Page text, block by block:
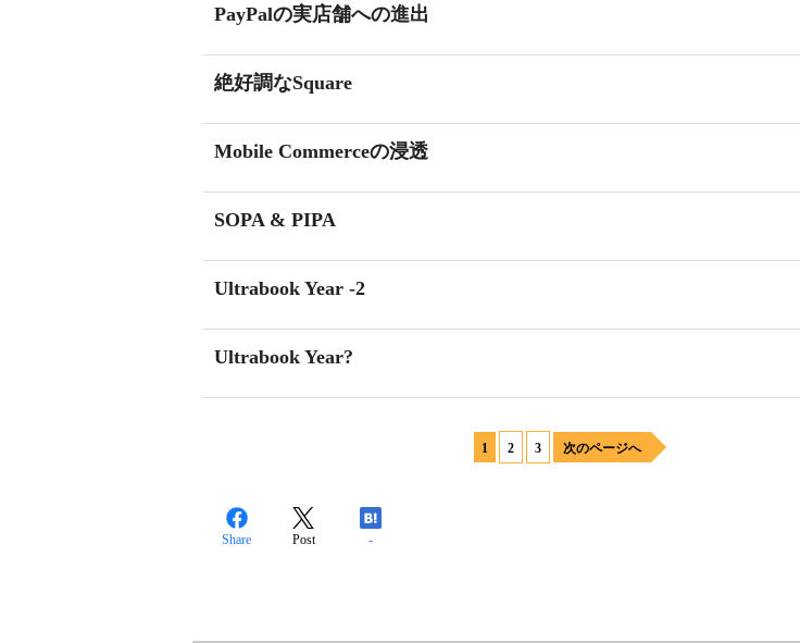
PayPalの実店舗への進出
絶好調なSquare
Mobile Commerceの浸透
SOPA & PIPA
Ultrabook Year -2
Ultrabook Year?
1 2 3 次のページへ
Share Post -